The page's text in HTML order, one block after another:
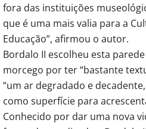
fora das instituições
que é uma mais valia para a
Educação”, afirmou o autor.
Bordalo II escolheu esta
morcego por ter “bastante
“um ar degradado e
como superfície para
Conhecido por dar uma nova